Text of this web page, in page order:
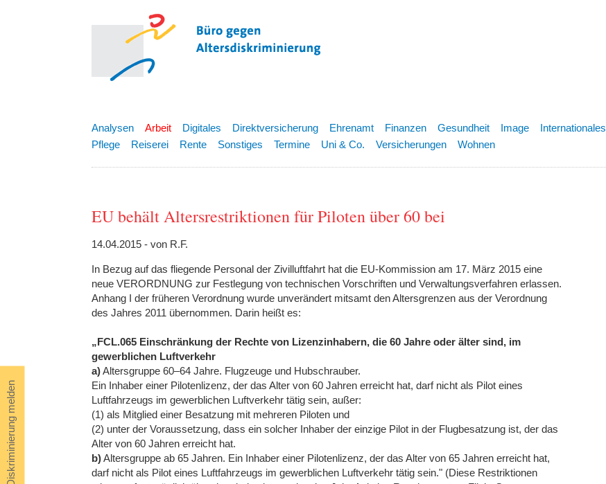
Diskriminierung melden
Analysen Arbeit Digitales Direktversicherung Ehrenamt Finanzen Gesundheit Image Internationales
Pflege
Reiserei Rente Sonstiges Termine Uni & Co. Versicherungen Wohnen
EU behält Altersrestriktionen für Piloten über 60 bei
14.04.2015 - von R.F.
In Bezug auf das fliegende Personal der Zivilluftfahrt hat die EU-Kommission am 17. März 2015 eine
neue VERORDNUNG zur Festlegung von technischen Vorschriften und Verwaltungsverfahren erlassen.
Anhang I der früheren Verordnung wurde unverändert mitsamt den Altersgrenzen aus der Verordnung
des Jahres 2011 übernommen. Darin heißt es:
„FCL.065 Einschränkung der Rechte von Lizenzinhabern, die 60 Jahre oder älter sind, im
gewerblichen Luftverkehr
a)Altersgruppe 60–64 Jahre. Flugzeuge und Hubschrauber.
Ein Inhaber einer Pilotenlizenz, der das Alter von 60 Jahren erreicht hat, darf nicht als Pilot eines
Luftfahrzeugs im gewerblichen Luftverkehr tätig sein, außer:
(1) als Mitglied einer Besatzung mit mehreren Piloten und
(2) unter der Voraussetzung, dass ein solcher Inhaber der einzige Pilot in der Flugbesatzung ist, der das
Alter von 60 Jahren erreicht hat.
b)Altersgruppe ab 65 Jahren. Ein Inhaber einer Pilotenlizenz, der das Alter von 65 Jahren erreicht hat,
darf nicht als Pilot eines Luftfahrzeugs im gewerblichen Luftverkehr tätig sein." (Diese Restriktionen